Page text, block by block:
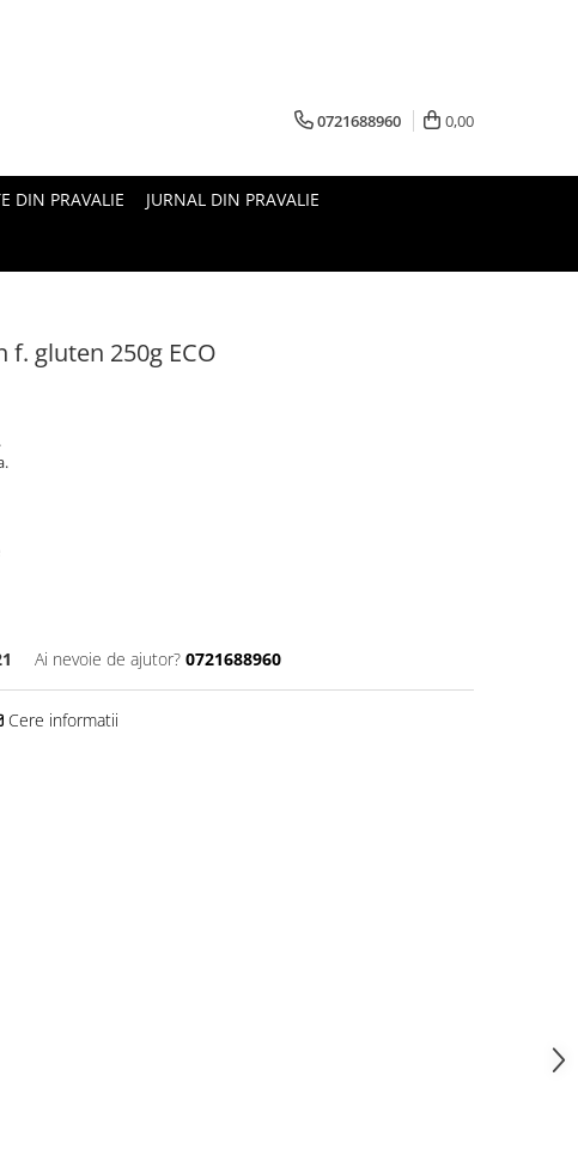
0721688960 0,00
DIN PRAVALIE JURNAL DIN PRAVALIE
gluten 250g ECO
Ai nevoie de ajutor? 0721688960
Cere informatii